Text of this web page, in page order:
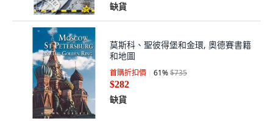
缺貨
莫斯科、聖彼得堡和金環, 奧德賽書籍
和地圖
首購折扣價 61%$735
$282
缺貨